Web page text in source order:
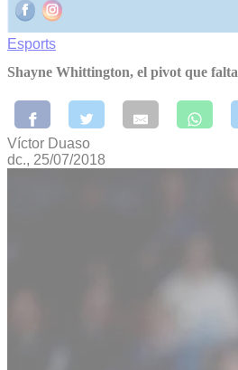
Esports
Shayne Whittington, el pivot que falta
Víctor Duaso
dc., 25/07/2018